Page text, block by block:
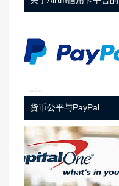
货币公平与PayPal